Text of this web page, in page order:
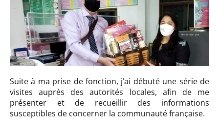
Suite à ma prise de fonction, j’ai débuté une série de
visites auprès des autorités locales, afin de me
présenter et de recueillir des informations
susceptibles de concerner la communauté française.